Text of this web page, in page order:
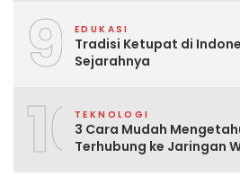
9 EDUKASI
Tradisi Ketupat di
Sejarahnya
10TEKNOLOGI
3 Cara Mudah
Terhubung ke Jaringan